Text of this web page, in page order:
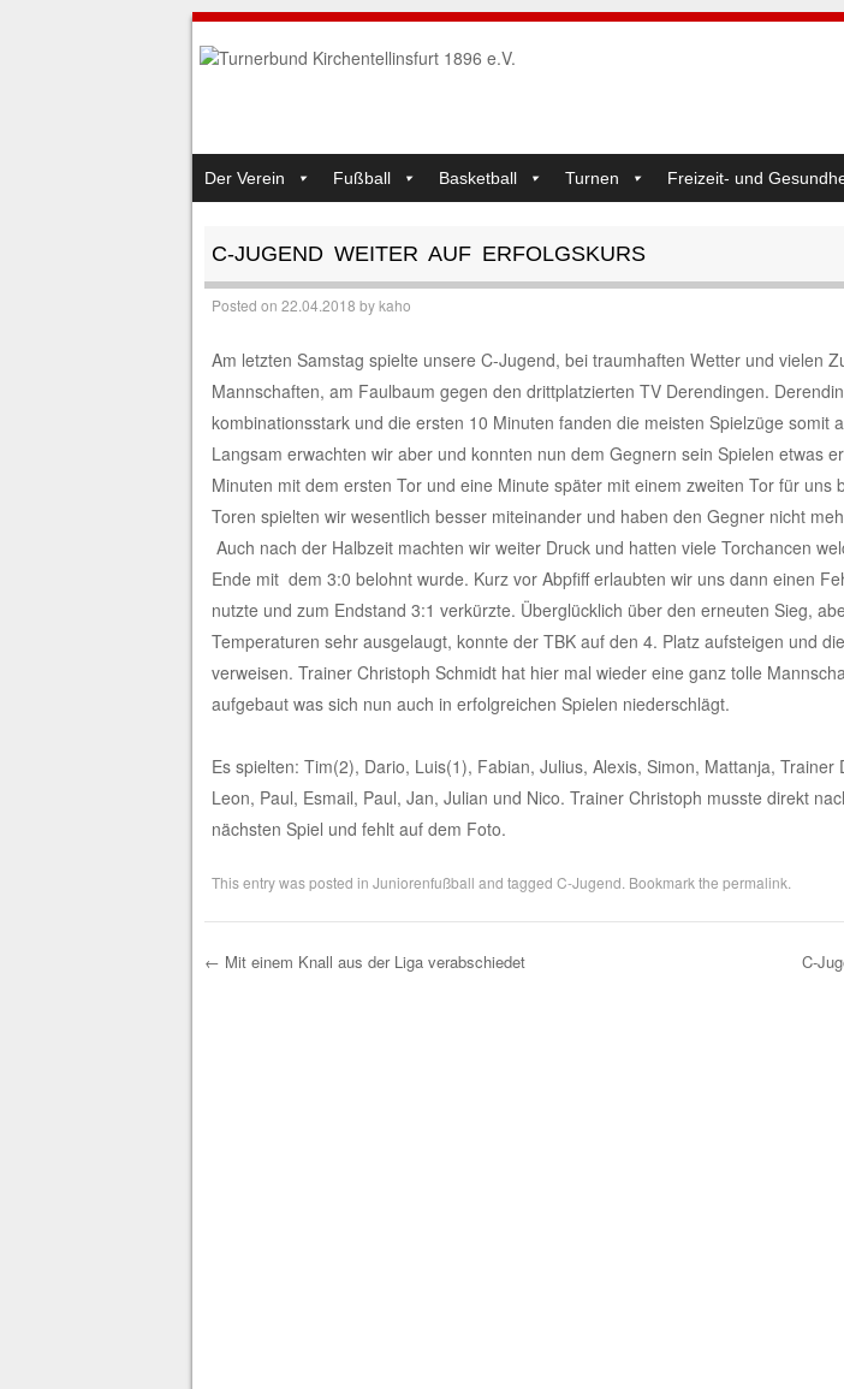
MENU
SKIP TO CONTENT
Der Verein Fußball Basketball Turnen Freizeit- und
C-JUGEND WEITER AUF ERFOLGSKURS
Posted on 22.04.2018 bykaho
Am letzten Samstag spielte unsere C-Jugend, bei traumhaften Wetter und vielen
Mannschaften, am Faulbaum gegen den drittplatzierten TV Derendingen.
kombinationsstark und die ersten 10 Minuten fanden die meisten Spielzüge somit
Langsam erwachten wir aber und konnten nun dem Gegnern sein Spielen etwas
Minuten mit dem ersten Tor und eine Minute später mit einem zweiten Tor für uns
Toren spielten wir wesentlich besser miteinander und haben den Gegner nicht
Auch nach der Halbzeit machten wir weiter Druck und hatten viele Torchancen
Ende mit dem 3:0 belohnt wurde. Kurz vor Abpfiff erlaubten wir uns dann einen
nutzte und zum Endstand 3:1 verkürzte. Überglücklich über den erneuten Sieg,
Temperaturen sehr ausgelaugt, konnte der TBK auf den 4. Platz aufsteigen und
verweisen. Trainer Christoph Schmidt hat hier mal wieder eine ganz tolle
aufgebaut was sich nun auch in erfolgreichen Spielen niederschlägt.
Es spielten: Tim(2), Dario, Luis(1), Fabian, Julius, Alexis, Simon, Mattanja, Trainer
Leon, Paul, Esmail, Paul, Jan, Julian und Nico. Trainer Christoph musste direkt
nächsten Spiel und fehlt auf dem Foto.
This entry was posted in Juniorenfußball and tagged C-Jugend . Bookmark the permalink
← Mit einem Knall aus der Liga verabschiedet C-